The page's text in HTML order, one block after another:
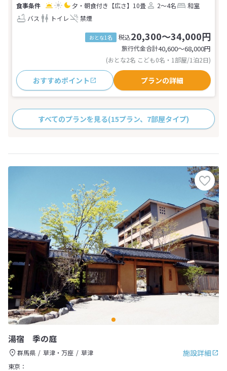
夕・朝食付き 【広さ】10畳 2～4名
和室
バス
トイレ 禁煙
おとな1名 税込20,300～34,000円
旅行代金合計40,600〜68,000円
(おとな2名 こども0名・1部屋/1泊2日)
おすすめポイント プランの詳細
すべてのプランを見る(15プラン、7部屋タイプ)
湯宿 季の庭
施設詳細
群馬県 草津・万座
草津
東京：